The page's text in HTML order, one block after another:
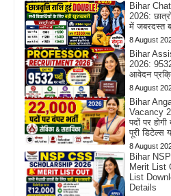
Bihar
2026:
में जबरदस्त
8 August
Bihar
2026:
आवेदन
8 August
Bihar
Vacancy
पदों पर
पूरी डिटेल्स
8 August
Bihar
Merit List
List
Details